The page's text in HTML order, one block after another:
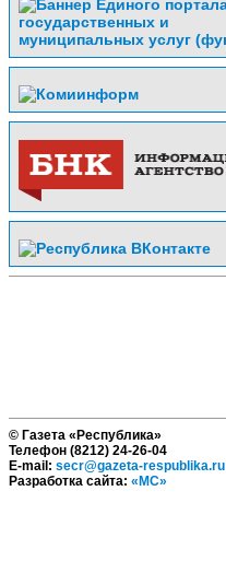
© Газета «Республика»
Телефон (8212) 24-26-04
E-mail: secr@gazeta-respublika.ru
Разработка сайта: «МС»